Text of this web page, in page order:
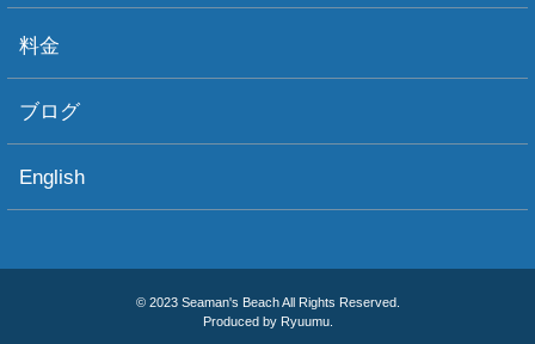
ショップ情報
アクセス
ダイビングポイント
ショップボート「かもめ」
スタッフ紹介
宿泊施設
リンク集
お問い合わせ
料金
ブログ
English
© 2023 Seaman's Beach All Rights Reserved.
Produced by Ryuumu.